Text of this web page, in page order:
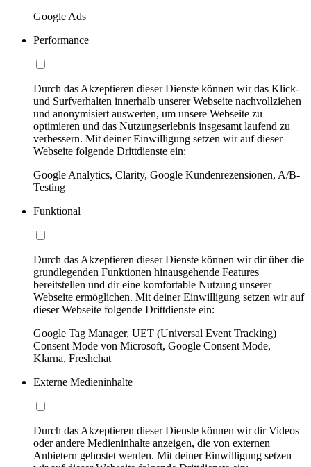
Google Ads
Performance
Durch das Akzeptieren dieser Dienste können wir das Klick-
und Surfverhalten innerhalb unserer Webseite nachvollziehen
und anonymisiert auswerten, um unsere Webseite zu
optimieren und das Nutzungserlebnis insgesamt laufend zu
verbessern. Mit deiner Einwilligung setzen wir auf dieser
Webseite folgende Drittdienste ein:
Google Analytics, Clarity, Google Kundenrezensionen, A/B-
Testing
Funktional
Durch das Akzeptieren dieser Dienste können wir dir über die
grundlegenden Funktionen hinausgehende Features
bereitstellen und dir eine komfortable Nutzung unserer
Webseite ermöglichen. Mit deiner Einwilligung setzen wir auf
dieser Webseite folgende Drittdienste ein:
Google Tag Manager, UET (Universal Event Tracking)
Consent Mode von Microsoft, Google Consent Mode,
Klarna, Freshchat
Externe Medieninhalte
Durch das Akzeptieren dieser Dienste können wir dir Videos
oder andere Medieninhalte anzeigen, die von externen
Anbietern gehostet werden. Mit deiner Einwilligung setzen